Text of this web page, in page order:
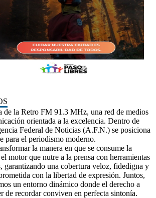
de la Retro FM 91.3 MHz, una red de medios
orientada a la excelencia. Dentro de
Federal de Noticias (A.F.N.) se posiciona
para el periodismo moderno.
la manera en que se consume la
motor que nutre a la prensa con herramientas
garantizando una cobertura veloz, fidedigna y
con la libertad de expresión. Juntos,
un entorno dinámico donde el derecho a
de recordar conviven en perfecta sintonía.